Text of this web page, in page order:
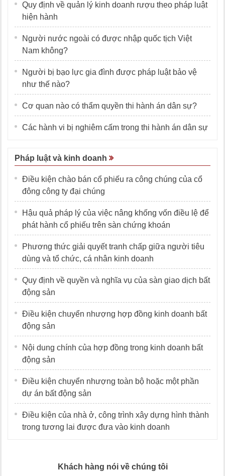
Quy định về quản lý kinh doanh rượu theo pháp luật
hiện hành
Người nước ngoài có được nhập quốc tịch Việt
Nam không?
Người bị bạo lực gia đình được pháp luật bảo vệ
như thế nào?
Cơ quan nào có thẩm quyền thi hành án dân sự?
Các hành vi bị nghiêm cấm trong thi hành án dân sự
Pháp luật và kinh doanh
Điều kiện chào bán cổ phiếu ra công chúng của cổ
đông công ty đại chúng
Hậu quả pháp lý của việc nâng khống vốn điều lệ để
phát hành cổ phiếu trên sàn chứng khoán
Phương thức giải quyết tranh chấp giữa người tiêu
dùng và tổ chức, cá nhân kinh doanh
Quy định về quyền và nghĩa vụ của sàn giao dịch bất
động sản
Điều kiện chuyển nhượng hợp đồng kinh doanh bất
động sản
Nội dung chính của hợp đồng trong kinh doanh bất
động sản
Điều kiện chuyển nhượng toàn bộ hoặc một phần
dự án bất động sản
Điều kiện của nhà ở, công trình xây dựng hình thành
trong tương lai được đưa vào kinh doanh
Khách hàng nói về chúng tôi